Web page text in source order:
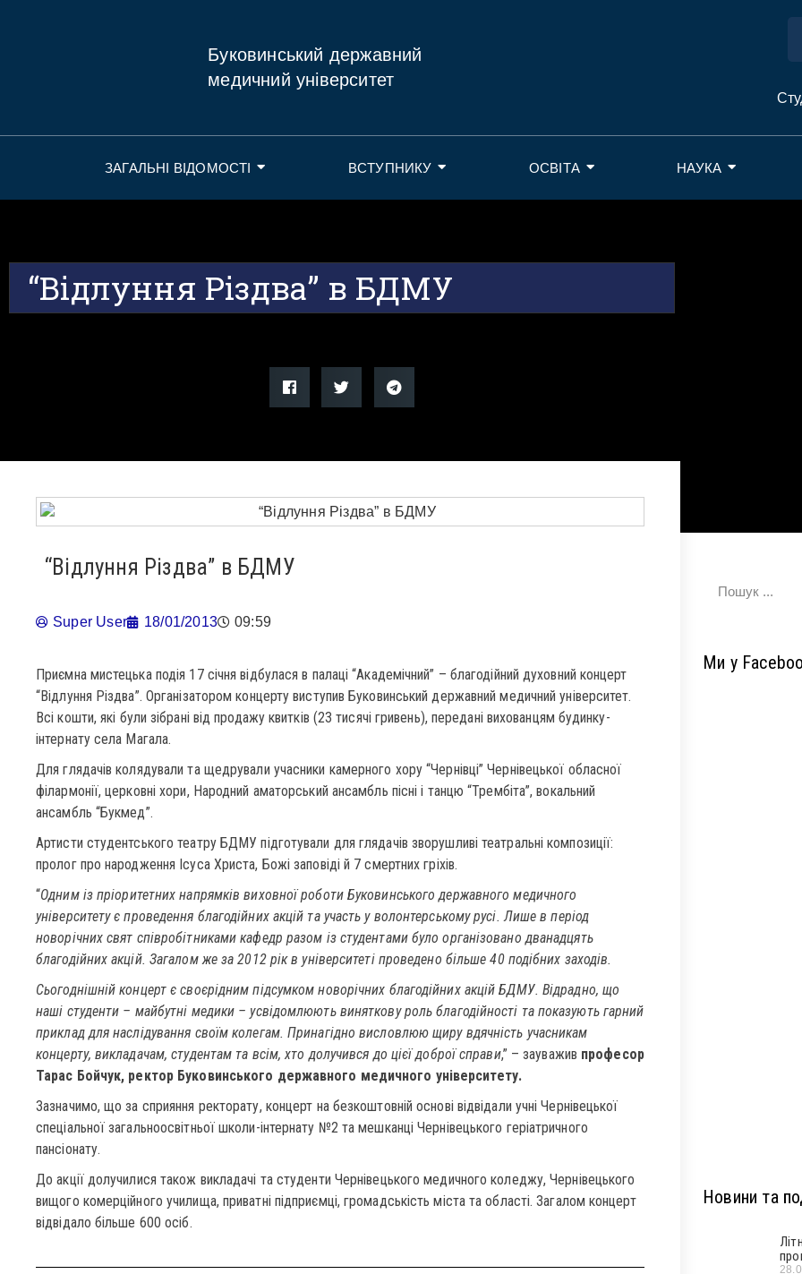
Буковинський державний
медичний університет
ЗАГАЛЬНІ ВІДОМОСТІ ВСТУПНИКУ ОСВІТА НАУКА
“Відлуння Різдва” в БДМУ
“Відлуння Різдва” в БДМУ
Super User 18/01/2013 09:59
Приємна мистецька подія 17 січня відбулася в палаці “Академічний” – благодійний духовний концерт
“Відлуння Різдва”. Організатором концерту виступив Буковинський державний медичний університет.
Всі кошти, які були зібрані від продажу квитків (23 тисячі гривень), передані вихованцям будинку-
інтернату села Магала.
Для глядачів колядували та щедрували учасники камерного хору “Чернівці” Чернівецької обласної
філармонії, церковні хори, Народний аматорський ансамбль пісні і танцю “Трембіта”, вокальний
ансамбль “Букмед”.
Артисти студентського театру БДМУ підготували для глядачів зворушливі театральні композиції:
пролог про народження Ісуса Христа, Божі заповіді й 7 смертних гріхів.
“Одним із пріоритетних напрямків виховної роботи Буковинського державного медичного
університету є проведення благодійних акцій та участь у волонтерському русі. Лише в період
новорічних свят співробітниками кафедр разом із студентами було організовано дванадцять
благодійних акцій. Загалом же за 2012 рік в університеті проведено більше 40 подібних заходів.
Сьогоднішній концерт є своєрідним підсумком новорічних благодійних акцій БДМУ. Відрадно, що
наші студенти – майбутні медики – усвідомлюють виняткову роль благодійності та показують гарний
приклад для наслідування своїм колегам. Принагідно висловлюю щиру вдячність учасникам
концерту, викладачам, студентам та всім, хто долучився до цієї доброї справи,” – зауважив професор
Тарас Бойчук, ректор Буковинського державного медичного університету.
Зазначимо, що за сприяння ректорату, концерт на безкоштовній основі відвідали учні Чернівецької
спеціальної загальноосвітньої школи-інтернату №2 та мешканці Чернівецького геріатричного
пансіонату.
До акції долучилися також викладачі та студенти Чернівецького медичного коледжу, Чернівецького
вищого комерційного училища, приватні підприємці, громадськість міста та області. Загалом концерт
відвідало більше 600 осіб.
Ми у
Новини та